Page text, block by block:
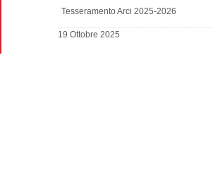
Tesseramento Arci 2025-2026
19 Ottobre 2025